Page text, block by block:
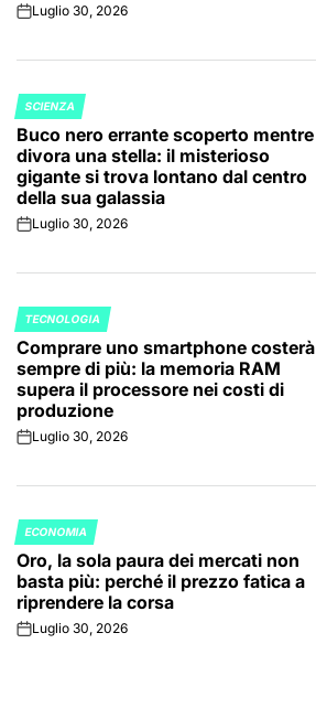
onLuglio 30, 2026
POSTED
IN
SCIENZA
Buco nero errante scoperto mentre
divora una stella: il misterioso
gigante si trova lontano dal centro
della sua galassia
onLuglio 30, 2026
POSTED
IN
TECNOLOGIA
Comprare uno smartphone costerà
sempre di più: la memoria RAM
supera il processore nei costi di
produzione
onLuglio 30, 2026
POSTED
IN
ECONOMIA
Oro, la sola paura dei mercati non
basta più: perché il prezzo fatica a
riprendere la corsa
onLuglio 30, 2026